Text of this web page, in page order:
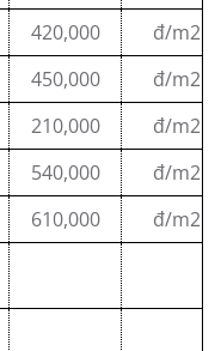
420,000
đ/m2
450,000
đ/m2
210,000
đ/m2
540,000
đ/m2
610,000
đ/m2